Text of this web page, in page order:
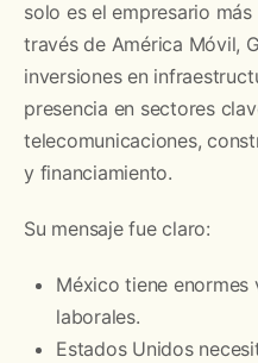
solo es el empresario
través de América Móvil,
inversiones en
presencia en sectores
telecomunicaciones,
y financiamiento.
Su mensaje fue claro:
México tiene enormes
laborales.
Estados Unidos